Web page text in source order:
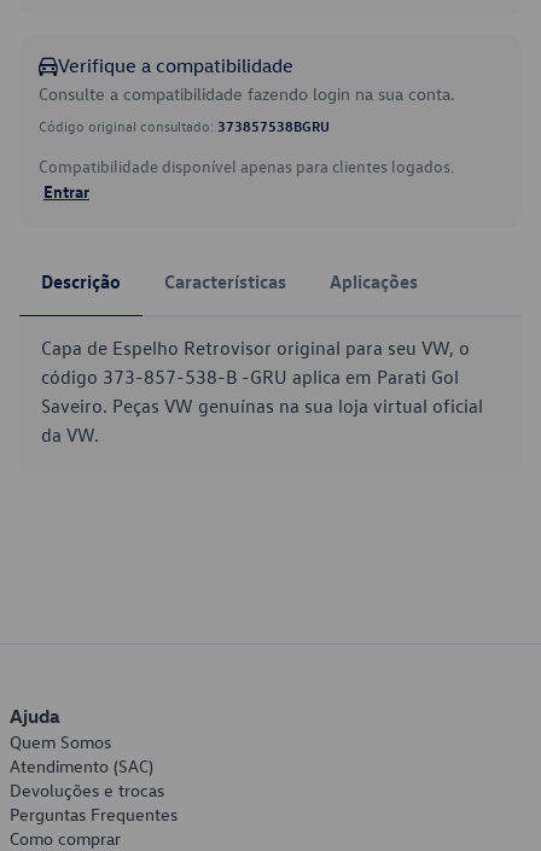
Verifique a compatibilidade
Consulte a compatibilidade fazendo login na sua conta.
Código original consultado: 373857538BGRU
Compatibilidade disponível apenas para clientes logados.
Entrar
Descrição Características Aplicações
Capa de Espelho Retrovisor original para seu VW, o
código 373-857-538-B -GRU aplica em Parati Gol
Saveiro. Peças VW genuínas na sua loja virtual oficial
da VW.
Ajuda
Quem Somos
Atendimento (SAC)
Devoluções e trocas
Perguntas Frequentes
Como comprar